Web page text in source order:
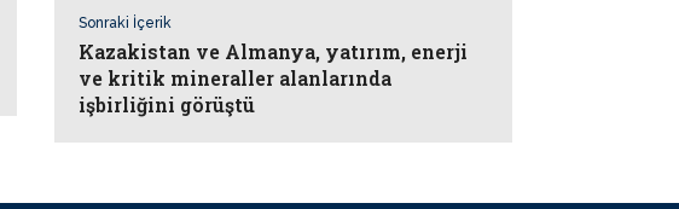
Sonraki İçerik
Kazakistan ve Almanya, yatırım, enerji
ve kritik mineraller alanlarında
işbirliğini görüştü